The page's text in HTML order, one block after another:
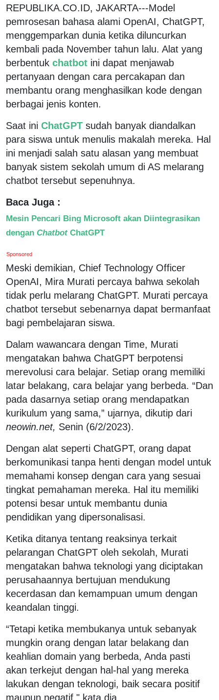
REPUBLIKA.CO.ID, JAKARTA---Model
pemrosesan bahasa alami OpenAI, ChatGPT,
menggemparkan dunia ketika diluncurkan
kembali pada November tahun lalu. Alat yang
berbentuk chatbot ini dapat menjawab
pertanyaan dengan cara percakapan dan
membantu orang menghasilkan kode dengan
berbagai jenis konten.
Saat ini ChatGPT sudah banyak diandalkan
para siswa untuk menulis makalah mereka. Hal
ini menjadi salah satu alasan yang membuat
banyak sistem sekolah umum di AS melarang
chatbot tersebut sepenuhnya.
Baca Juga :
Mesin Pencari Bing Microsoft akan Diintegrasikan
dengan ChatbotChatGPT
Sponsored
Meski demikian, Chief Technology Officer
OpenAI, Mira Murati percaya bahwa sekolah
tidak perlu melarang ChatGPT. Murati percaya
chatbot tersebut sebenarnya dapat bermanfaat
bagi pembelajaran siswa.
Dalam wawancara dengan Time, Murati
mengatakan bahwa ChatGPT berpotensi
merevolusi cara belajar. Setiap orang memiliki
latar belakang, cara belajar yang berbeda. “Dan
pada dasarnya setiap orang mendapatkan
kurikulum yang sama,” ujarnya, dikutip dari
neowin.net, Senin (6/2/2023).
Dengan alat seperti ChatGPT, orang dapat
berkomunikasi tanpa henti dengan model untuk
memahami konsep dengan cara yang sesuai
tingkat pemahaman mereka. Hal itu memiliki
potensi besar untuk membantu dunia
pendidikan yang dipersonalisasi.
Ketika ditanya tentang reaksinya terkait
pelarangan ChatGPT oleh sekolah, Murati
mengatakan bahwa teknologi yang diciptakan
perusahaannya bertujuan mendukung
kecerdasan dan kemampuan umum dengan
keandalan tinggi.
“Tetapi ketika membukanya untuk sebanyak
mungkin orang dengan latar belakang dan
keahlian domain yang berbeda, Anda pasti
akan terkejut dengan hal-hal yang mereka
lakukan dengan teknologi, baik secara positif
maupun negatif," kata dia.